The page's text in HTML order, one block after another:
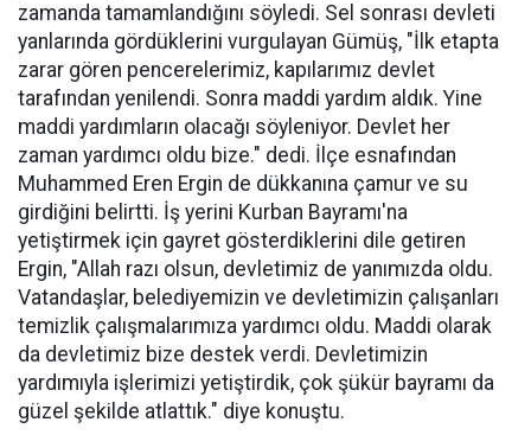
zamanda tamamlandığını söyledi. Sel sonrası devleti
yanlarında gördüklerini vurgulayan Gümüş, "İlk etapta
zarar gören pencerelerimiz, kapılarımız devlet
tarafından yenilendi. Sonra maddi yardım aldık. Yine
maddi yardımların olacağı söyleniyor. Devlet her
zaman yardımcı oldu bize." dedi. İlçe esnafından
Muhammed Eren Ergin de dükkanına çamur ve su
girdiğini belirtti. İş yerini Kurban Bayramı'na
yetiştirmek için gayret gösterdiklerini dile getiren
Ergin, "Allah razı olsun, devletimiz de yanımızda oldu.
Vatandaşlar, belediyemizin ve devletimizin çalışanları
temizlik çalışmalarımıza yardımcı oldu. Maddi olarak
da devletimiz bize destek verdi. Devletimizin
yardımıyla işlerimizi yetiştirdik, çok şükür bayramı da
güzel şekilde atlattık." diye konuştu.